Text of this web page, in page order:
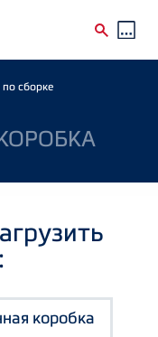
сборке
коробка